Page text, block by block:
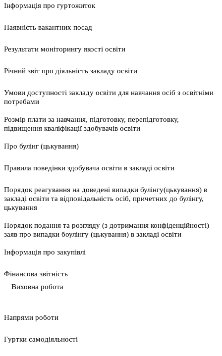
Інформація про гуртожиток
Наявність вакантних посад
Результати моніторингу якості освіти
Річний звіт про діяльність закладу освіти
Умови доступності закладу освіти для навчання осіб з освітніми
потребами
Розмір плати за навчання, підготовку, перепідготовку,
підвищення кваліфікації здобувачів освіти
Про булінг (цькування)
Правила поведінки здобувача освіти в закладі освіти
Порядок реагування на доведені випадки булінгу(цькування) в
закладі освіти та відповідальність осіб, причетних до булінгу,
цькування
Порядок подання та розгляду (з дотримання конфіденційності)
заяв про випадки боулінгу (цькування) в закладі освіти
Інформація про закупівлі
Фінансова звітність
Виховна робота
Напрями роботи
Гуртки самодіяльності